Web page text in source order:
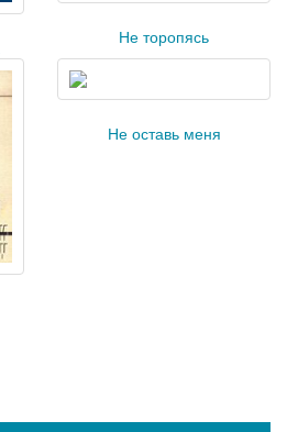
Не торопясь
Не оставь меня